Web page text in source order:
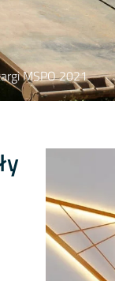
MSPO 2021